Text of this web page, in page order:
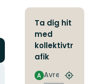
Ta dig hit
med
kollektivtr
afik
Avresa
A
Hitta